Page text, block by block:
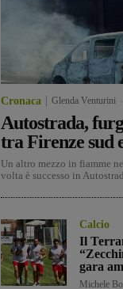
Cronaca Glenda Venturini
Autostrada,
tra Firenze sud
Un altro mezzo in fiamme
volta è successo in
Calcio
Il
gara
Michele